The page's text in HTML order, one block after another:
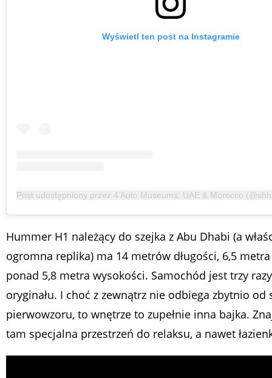
Wyświetl ten post na Instagramie
Hummer H1 należący do szejka z Abu Dhabi (a
ogromna replika) ma 14 metrów długości, 6,5
ponad 5,8 metra wysokości. Samochód jest trzy
oryginału. I choć z zewnątrz nie odbiega zbytnio od
pierwowzoru, to wnętrze to zupełnie inna bajka.
tam specjalna przestrzeń do relaksu, a nawet